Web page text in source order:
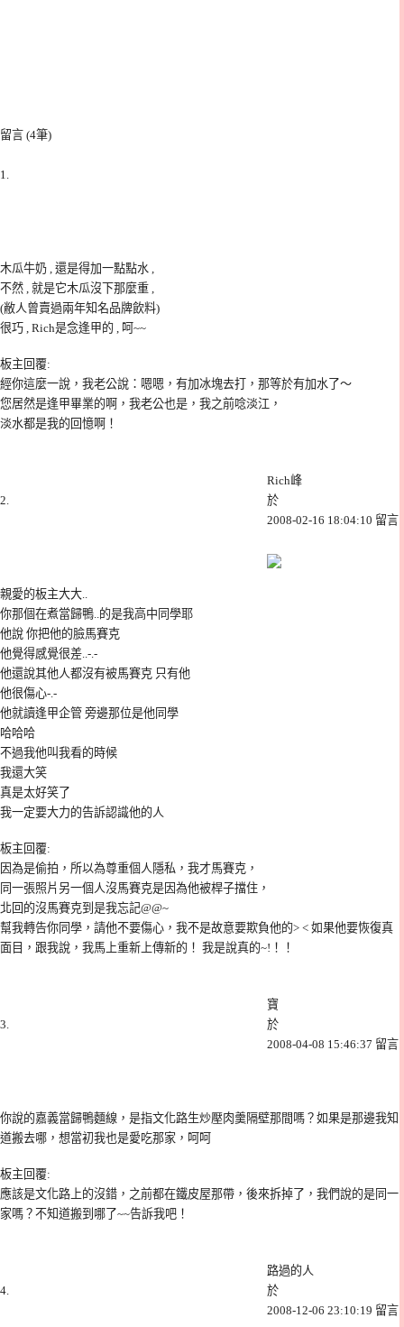
留言 (4筆)
1.
木瓜牛奶 , 還是得加一點點水 ,
不然 , 就是它木瓜沒下那麼重 ,
(敝人曾賣過兩年知名品牌飲料)
很巧 , Rich是念逢甲的 , 呵~~
板主回覆:
經你這麼一說，我老公說：嗯嗯，有加冰塊去打，那等於有加水了～
您居然是逢甲畢業的啊，我老公也是，我之前唸淡江，
淡水都是我的回憶啊！
Rich峰
於
2008-02-16 18:04:10 留言
2.
親愛的板主大大..
你那個在煮當歸鴨..的是我高中同學耶
他說 你把他的臉馬賽克
他覺得感覺很差..-.-
他還說其他人都沒有被馬賽克 只有他
他很傷心-.-
他就讀逢甲企管 旁邊那位是他同學
哈哈哈
不過我他叫我看的時候
我還大笑
真是太好笑了
我一定要大力的告訴認識他的人
板主回覆:
因為是偷拍，所以為尊重個人隱私，我才馬賽克，
同一張照片另一個人沒馬賽克是因為他被桿子擋住，
北回的沒馬賽克到是我忘記@@~
幫我轉告你同學，請他不要傷心，我不是故意要欺負他的> < 如果他要恢復真
面目，跟我說，我馬上重新上傳新的！ 我是說真的~!！！
寶
於
2008-04-08 15:46:37 留言
3.
你說的嘉義當歸鴨麵線，是指文化路生炒壓肉羹隔壁那間嗎？如果是那邊我知
道搬去哪，想當初我也是愛吃那家，呵呵
板主回覆:
應該是文化路上的沒錯，之前都在鐵皮屋那帶，後來拆掉了，我們說的是同一
家嗎？不知道搬到哪了~~告訴我吧！
路過的人
於
2008-12-06 23:10:19 留言
4.